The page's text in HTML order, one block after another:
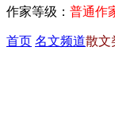
作家等级： 普通作
首页 名文频道散文